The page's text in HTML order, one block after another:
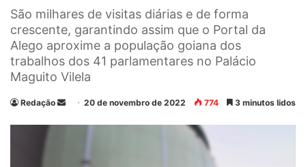
São milhares de visitas diárias e de forma
crescente, garantindo assim que o Portal da
Alego aproxime a população goiana dos
trabalhos dos 41 parlamentares no Palácio
Maguito Vilela
Redação 20 de novembro de 2022 774 3 minutos lidos